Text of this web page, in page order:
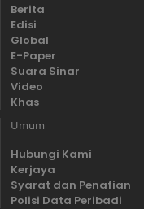
Berita
Edisi
Global
E-Paper
Suara Sinar
Video
Khas
Umum
Hubungi Kami
Kerjaya
Syarat dan Penafian
Polisi Data Peribadi